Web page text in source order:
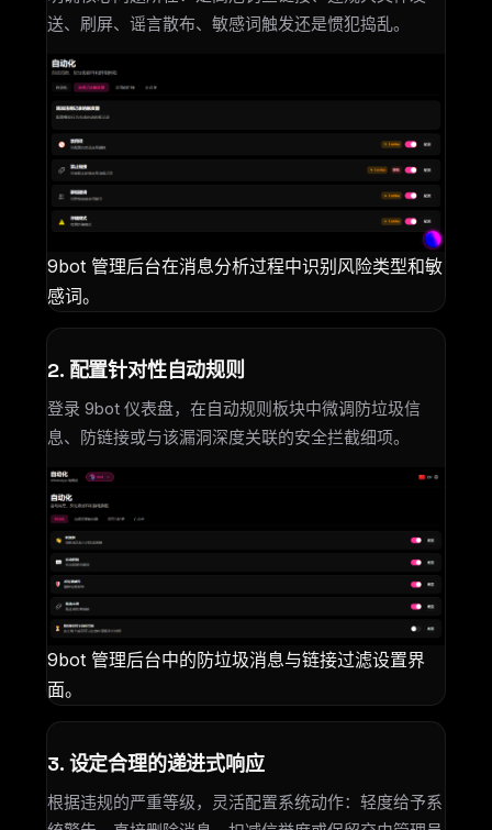
送、刷屏、谣言散布、敏感词触发还是惯犯捣乱。
9bot 管理后台在消息分析过程中识别风险类型和敏
感词。
2. 配置针对性自动规则
登录 9bot 仪表盘，在自动规则板块中微调防垃圾信
息、防链接或与该漏洞深度关联的安全拦截细项。
9bot 管理后台中的防垃圾消息与链接过滤设置界
面。
3. 设定合理的递进式响应
根据违规的严重等级，灵活配置系统动作：轻度给予系